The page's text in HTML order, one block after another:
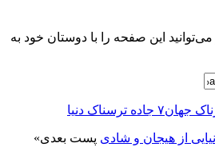
این صفحه را با دوستان خود به
ترسناک دنیا
از هیجان و شادی پست بعدی»